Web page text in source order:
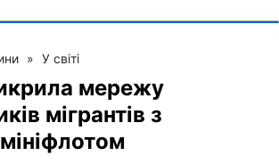
» У світі
мережу
мігрантів з